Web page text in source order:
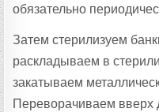
обязательно
Затем стерилизуем
раскладываем в
закатываем
Переворачиваем вверх